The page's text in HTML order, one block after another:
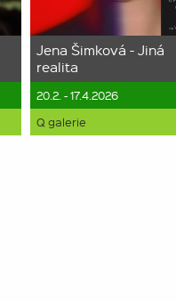
Jena Šimková - Jiná
realita
20.2. - 17.4.2026
Q galerie